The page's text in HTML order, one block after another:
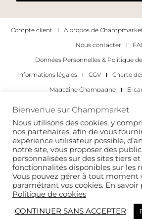
Compte client À propos de
Nous contacter
Données Personnelles & Politique
Informations légales
CGV Charte
Magazine Champagne
E-
Les occasions pour déguster du champagne
Pour les entreprises
Copyright 2022 © tous droits réservés.
Bienvenue sur Champmarket
Nous utilisons des cookies, y
nos partenaires, afin de vous
expérience utilisateur possible,
notre site, vous proposer des
personnalisées sur des sites tiers
fonctionnalités disponibles sur les
Vous pouvez gérer à tout moment
paramétrant vos cookies. En
Politique de cookies
CONTINUER SANS ACCEPTER